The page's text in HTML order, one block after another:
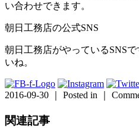
い合わせできます。
朝日工務店の公式SNS
朝日工務店がやっているSNS
いね。
2016-09-30 ｜ Posted in ｜
関連記事